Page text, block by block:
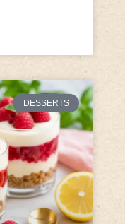
DESSERTS